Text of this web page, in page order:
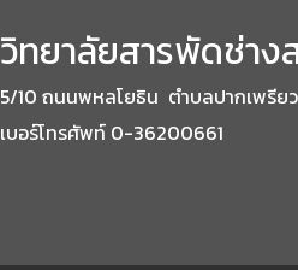
วิทยาลัยสารพัดช่าง
5/10 ถนนพหลโยธิน ตำบลปากเพรีย
เบอร์โทรศัพท์ 0-36200661